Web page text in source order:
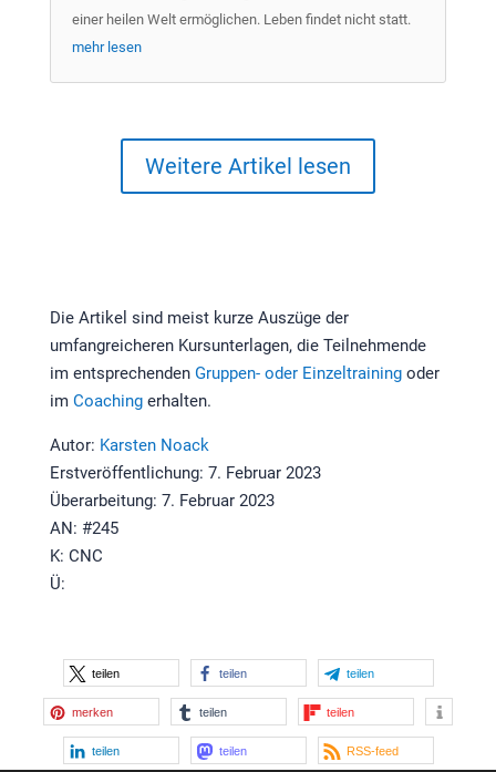
einer heilen Welt ermöglichen. Leben findet nicht statt.
mehr lesen
Weitere Artikel lesen
Die Artikel sind meist kurze Auszüge der
umfangreicheren Kursunterlagen, die Teilnehmende
im entsprechenden Gruppen- oder Einzeltrainingoder
im Coachingerhalten.
Autor: Karsten Noack
Erstveröffentlichung: 7. Februar 2023
Überarbeitung: 7. Februar 2023
AN: #245
K: CNC
Ü:
teilen teilen teilen
merken teilen teilen
teilen teilen RSS-feed